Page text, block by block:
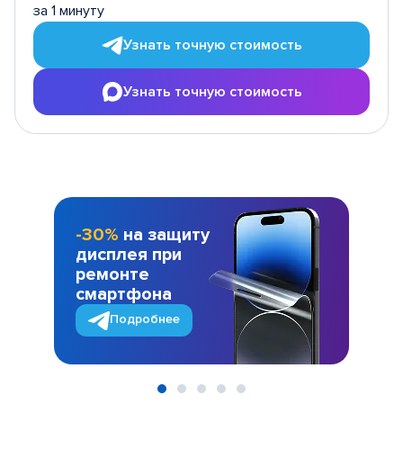
за 1 минуту
Узнать точную стоимость
Узнать точную стоимость
-30% на защиту
дисплея при
ремонте
смартфона
Подробнее